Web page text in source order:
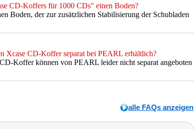
CD-Koffers für 1000 CDs" einen Boden?
Boden, der zur zusätzlichen Stabilisierung der Schubladen
Xcase CD-Koffer separat bei PEARL erhältlich?
Koffer können von PEARL leider nicht separat angeboten
alle FAQs anzeigen